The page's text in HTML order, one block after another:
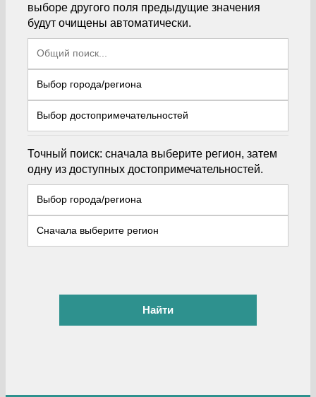
выборе другого поля предыдущие значения
будут очищены автоматически.
Точный поиск: сначала выберите регион, затем
одну из доступных достопримечательностей.
Найти